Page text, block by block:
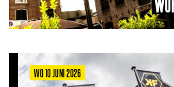
WO 10 JUNI 2026